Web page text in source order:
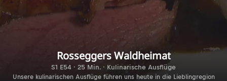
Rosseggers Waldheimat
S1 E54 · 25 Min. · Kulinarische Ausflüge
Unsere kulinarischen Ausflüge führen uns heute in die Lieblingregion